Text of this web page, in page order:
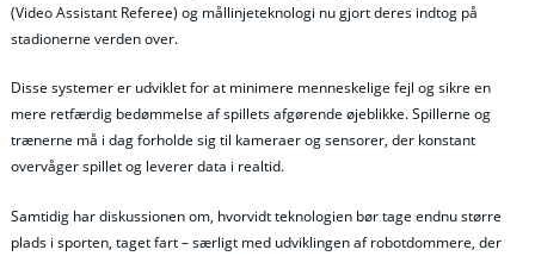
(Video Assistant Referee) og mållinjeteknologi nu gjort deres indtog på
stadionerne verden over.
Disse systemer er udviklet for at minimere menneskelige fejl og sikre en
mere retfærdig bedømmelse af spillets afgørende øjeblikke. Spillerne og
trænerne må i dag forholde sig til kameraer og sensorer, der konstant
overvåger spillet og leverer data i realtid.
Samtidig har diskussionen om, hvorvidt teknologien bør tage endnu større
plads i sporten, taget fart – særligt med udviklingen af robotdommere, der